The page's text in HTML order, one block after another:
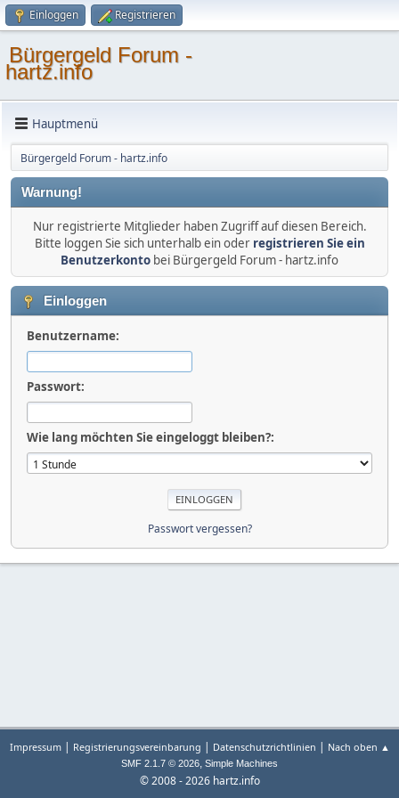
Einloggen Registrieren
Bürgergeld Forum -
hartz.info
Hauptmenü
Bürgergeld Forum - hartz.info
Warnung!
Nur registrierte Mitglieder haben Zugriff auf diesen Bereich.
Bitte loggen Sie sich unterhalb ein oder registrieren Sie ein
Benutzerkonto bei Bürgergeld Forum - hartz.info
Einloggen
Benutzername:
Passwort:
Wie lang möchten Sie eingeloggt bleiben?:
Passwort vergessen?
Impressum | Registrierungsvereinbarung | Datenschutzrichtlinien | Nach oben ▲
SMF 2.1.7 © 2026, Simple Machines
© 2008 - 2026 hartz.info